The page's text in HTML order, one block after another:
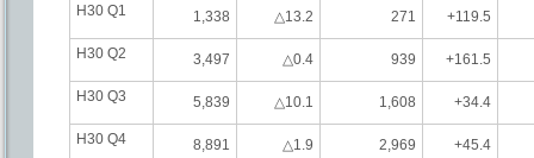
H30 Q1 1,338 △13.2 271 +119.5
H30 Q2 3,497 △0.4 939 +161.5
H30 Q3 5,839 △10.1 1,608 +34.4
H30 Q4 8,891 △1.9 2,969 +45.4